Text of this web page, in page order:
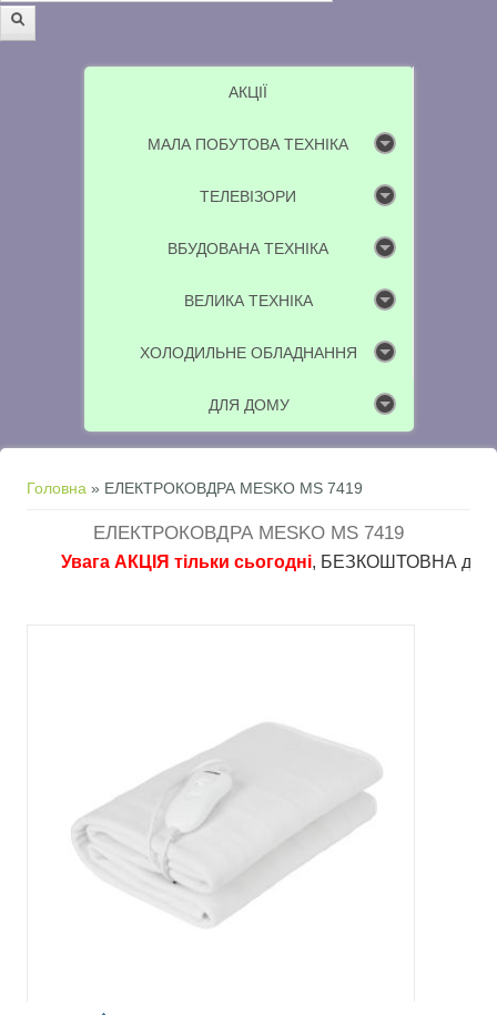
АКЦІЇ
МАЛА ПОБУТОВА ТЕХНІКА
ТЕЛЕВІЗОРИ
ВБУДОВАНА ТЕХНІКА
ВЕЛИКА ТЕХНІКА
ХОЛОДИЛЬНЕ ОБЛАДНАННЯ
ДЛЯ ДОМУ
Ви є тут
Головна » ЕЛЕКТРОКОВДРА MESKO MS 7419
ЕЛЕКТРОКОВДРА MESKO MS 7419
Увага АКЦІЯ тільки сьогодні, БЕЗКОШТОВНА доставка